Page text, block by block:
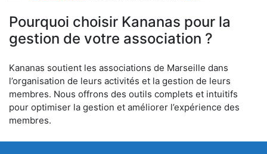
Pourquoi choisir Kananas pour la
gestion de votre association ?
Kananas soutient les associations de Marseille dans
l’organisation de leurs activités et la gestion de leurs
membres. Nous offrons des outils complets et intuitifs
pour optimiser la gestion et améliorer l’expérience des
membres.